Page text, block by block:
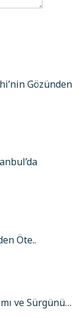
Gözünden
Öte..
ve Sürgünü…